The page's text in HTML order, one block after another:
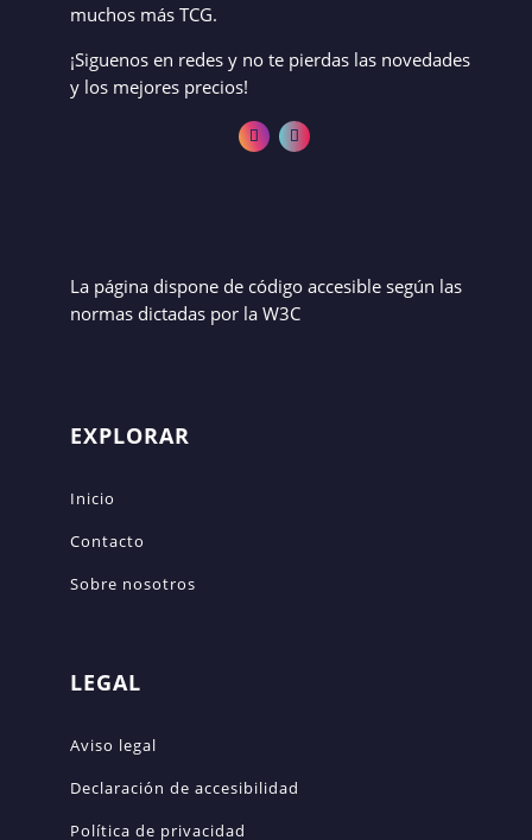
muchos más TCG.
¡Siguenos en redes y no te pierdas las novedades
y los mejores precios!
La página dispone de código accesible según las
normas dictadas por la W3C
EXPLORAR
Inicio
Contacto
Sobre nosotros
LEGAL
Aviso legal
Declaración de accesibilidad
Política de privacidad